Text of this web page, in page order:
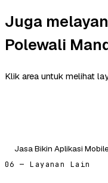
Juga
Polewali
Klik area untuk melihat
Jasa Bikin Aplikasi
06 — Layanan Lain